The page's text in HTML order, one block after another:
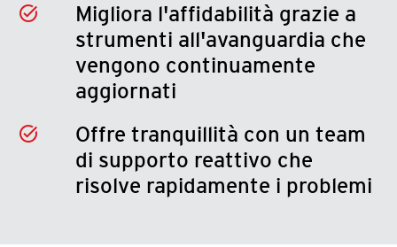
Migliora l'affidabilità grazie a
strumenti all'avanguardia che
vengono continuamente
aggiornati
Offre tranquillità con un team
di supporto reattivo che
risolve rapidamente i problemi